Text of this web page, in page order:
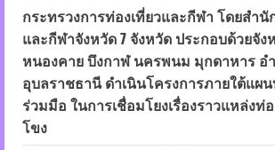
กระทรวงการท่องเที่ยวและกีฬา โดยสำนั
และกีฬาจังหวัด 7 จังหวัด ประกอบด้วยจัง
หนองคาย บึงกาฬ นครพนม มุกดาหาร อ
อุบลราชธานี ดำเนินโครงการภายใต้แผ
ร่วมมือ ในการเชื่อมโยงเรื่องราวแหล่งท่
โขง